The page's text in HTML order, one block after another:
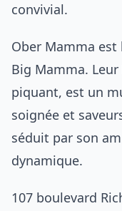
convivial.
Ober Mamma est
Big Mamma. Leur
piquant, est un
soignée et
séduit par son
dynamique.
107 boulevard